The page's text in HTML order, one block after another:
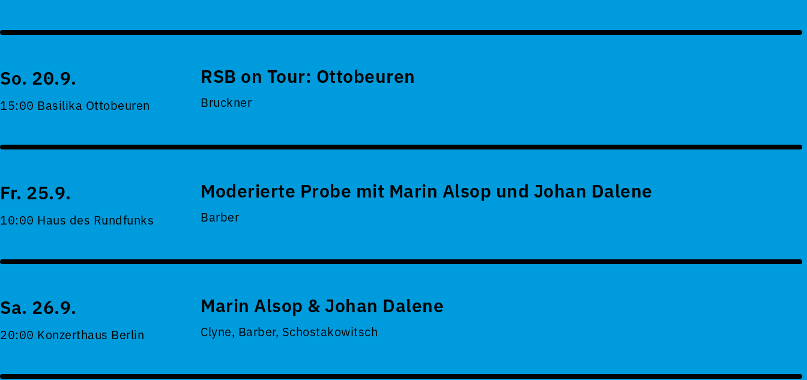
So. 20.9.
15:00 Basilika Ottobeuren
RSB on Tour: Ottobeuren
Bruckner
Fr. 25.9.
10:00 Haus des Rundfunks
Moderierte Probe mit Marin Alsop und Johan Dalene
Barber
Sa. 26.9.
20:00 Konzerthaus Berlin
Marin Alsop & Johan Dalene
Clyne, Barber, Schostakowitsch